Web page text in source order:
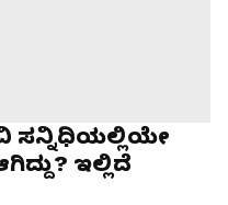
ಸನ್ನಿಧಿಯಲ್ಲಿಯೇ
ಇಲ್ಲಿದೆ